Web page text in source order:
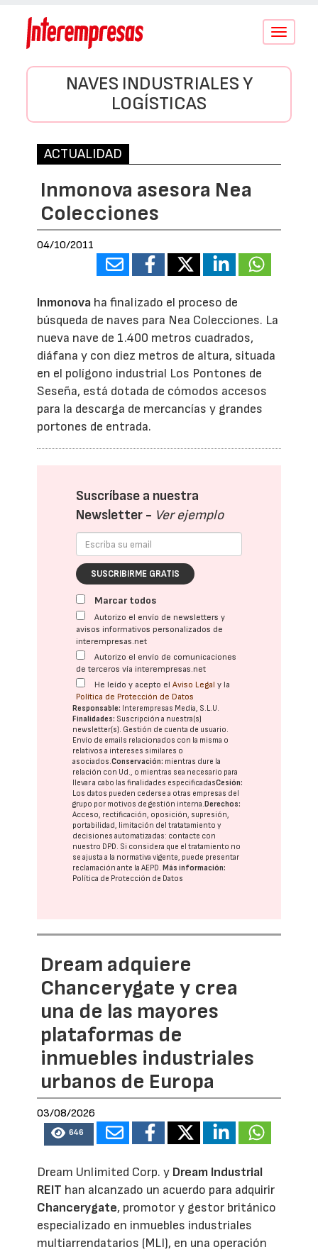
Conmutar
NAVES INDUSTRIALES Y
LOGÍSTICAS
ACTUALIDAD
Inmonova asesora Nea
Colecciones
04/10/2011
Inmonova ha finalizado el proceso de
búsqueda de naves para Nea Colecciones. La
nueva nave de 1.400 metros cuadrados,
diáfana y con diez metros de altura, situada
en el polígono industrial Los Pontones de
Seseña, está dotada de cómodos accesos
para la descarga de mercancías y grandes
portones de entrada.
Suscríbase a nuestra
Newsletter - Ver ejemplo
SUSCRIBIRME GRATIS
Marcar todos
Autorizo el envío de newsletters y
avisos informativos personalizados de
interempresas.net
Autorizo el envío de comunicaciones
de terceros vía interempresas.net
He leído y acepto elAviso Legal y la
Política de Protección de Datos
Responsable: Interempresas Media, S.L.U.
Finalidades: Suscripción a nuestra(s)
newsletter(s). Gestión de cuenta de usuario.
Envío de emails relacionados con la misma o
relativos a intereses similares o
asociados.Conservación: mientras dure la
relación con Ud., o mientras sea necesario para
llevar a cabo las finalidades especificadasCesión:
Los datos pueden cederse a otras empresas del
grupo por motivos de gestión interna. Derechos:
Acceso, rectificación, oposición, supresión,
portabilidad, limitación del tratatamiento y
decisiones automatizadas: contacte con
nuestro DPD. Si considera que el tratamiento no
se ajusta a la normativa vigente, puede presentar
reclamación ante laAEPD. Más información:
Política de Protección de Datos
Dream adquiere
Chancerygate y crea
una de las mayores
plataformas de
inmuebles industriales
urbanos de Europa
03/08/2026
646
Dream Unlimited Corp. y Dream Industrial
REIT han alcanzado un acuerdo para adquirir
Chancerygate, promotor y gestor británico
especializado en inmuebles industriales
multiarrendatarios (MLI), en una operación